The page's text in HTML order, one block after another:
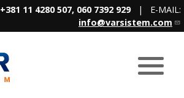
+381 11 4280 507, 060 7392 929| E-MAIL:
info@varsistem.com